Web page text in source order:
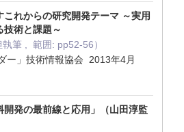
これからの研究開発テーマ ～実用
技術と課題～
筆 , 範囲: pp52-56）
ー」技術情報協会 2013年4月
開発の最前線と応用」（山田淳監